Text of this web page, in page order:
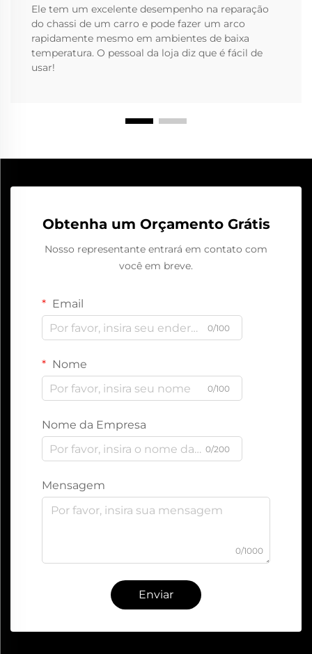
Ele tem um excelente desempenho na reparação
do chassi de um carro e pode fazer um arco
rapidamente mesmo em ambientes de baixa
temperatura. O pessoal da loja diz que é fácil de
usar!
Obtenha um Orçamento Grátis
Nosso representante entrará em contato com
você em breve.
Email
0/100
Nome
0/100
Nome da Empresa
0/200
Mensagem
0/1000
Enviar